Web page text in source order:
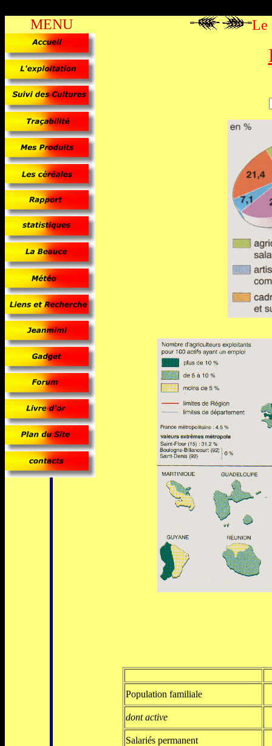
MENU Le
Population familiale
dont active
Salariés permanent